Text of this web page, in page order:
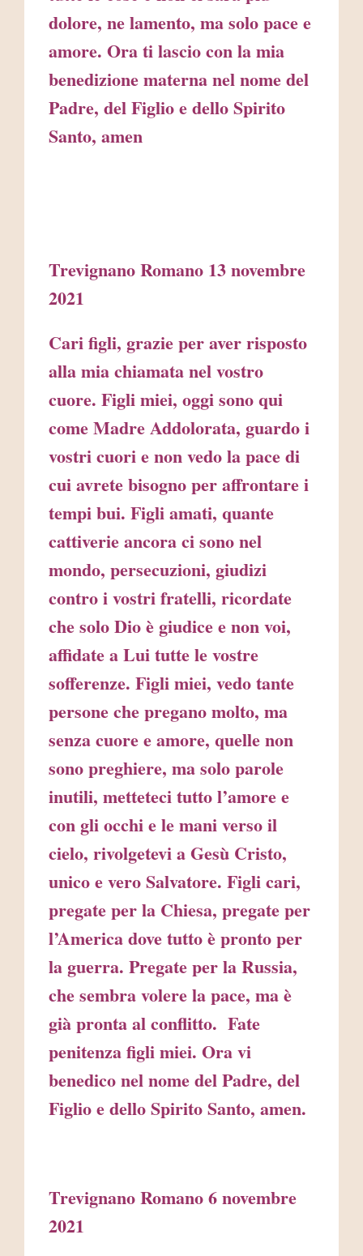
dolore, ne lamento, ma solo pace e
amore. Ora ti lascio con la mia
benedizione materna nel nome del
Padre, del Figlio e dello Spirito
Santo, amen
Trevignano Romano 13 novembre
2021
Cari figli, grazie per aver risposto
alla mia chiamata nel vostro
cuore. Figli miei, oggi sono qui
come Madre Addolorata, guardo i
vostri cuori e non vedo la pace di
cui avrete bisogno per affrontare i
tempi bui. Figli amati, quante
cattiverie ancora ci sono nel
mondo, persecuzioni, giudizi
contro i vostri fratelli, ricordate
che solo Dio è giudice e non voi,
affidate a Lui tutte le vostre
sofferenze. Figli miei, vedo tante
persone che pregano molto, ma
senza cuore e amore, quelle non
sono preghiere, ma solo parole
inutili, metteteci tutto l’amore e
con gli occhi e le mani verso il
cielo, rivolgetevi a Gesù Cristo,
unico e vero Salvatore. Figli cari,
pregate per la Chiesa, pregate per
l’America dove tutto è pronto per
la guerra. Pregate per la Russia,
che sembra volere la pace, ma è
già pronta al conflitto. Fate
penitenza figli miei. Ora vi
benedico nel nome del Padre, del
Figlio e dello Spirito Santo, amen.
Trevignano Romano 6 novembre
2021